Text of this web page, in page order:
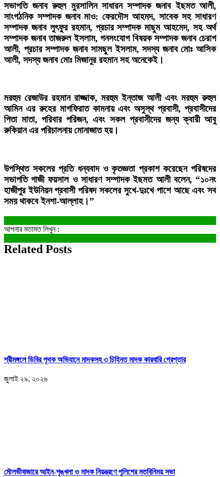
সভাপতি জনাব রুহুল মুরসালিন সাধারন সম্পাদক জনাব ইছমত আলী,
সাংগঠনিক সম্পাদক জনাব মাও: ফেরদৌস আহমদ, সাবেক সহ সাধারণ
সম্পাদক জনাব লুৎফুর রহমান, প্রচার সম্পাদক মাছুম আহমেদ, সহ অর্থ
সম্পাদক জনাব তাজরুল ইসলাম, গনসংযোগ বিষয়ক সম্পাদক জনাব চেরাগ
আলী, প্রচার সম্পাদক জনাব সামছুল ইসলাম, সদস্য জনাব মোঃ আসিক
আলী, সদস্য জনাব মোঃ মিজানুর রহমান সহ অনেকেই।
মরহুম রেজাউর রহমান রাজ্জাক, মরহুম ইন্তাজ আলী এবং মরহুম রুহুল
আমিন এর রুহের মাগফিরাত কামনায় এবং অসুস্থ প্রবাসী, প্রবাসীদের
পিতা মাতা, পরিবার পরিজন, এবং সকল প্রবাসীদের জন্য ক্বারী আবু
রুকিয়ান এর পরিচালনায় মোনাজাত হয়।
উপস্থিত সকলের প্রতি ধন্যবাদ ও কৃতজ্ঞতা প্রকাশ করেছেন পরিষদের
সভাপতি গাজী ফয়সাল ও সাধারণ সম্পাদক ইছমত আলী বলেন, “১০নং
হাজীপুর ইউনিয়ন প্রবাসী পরিষদ সকলের সুখে-দুঃখে পাশে আছে এবং সব
সময় থাকবে ইনশা-আল্লাহ।”
আপনার মতামত লিখুন :
Related Posts
শ্রীমঙ্গলে ডিবির পৃথক অভিযানে মাদকসহ ৩ চিহ্নিত মাদক কারবারি গ্রেপ্তার
জুলাই ২৯, ২০২৬
মৌলভীবাজারে আইন-শৃঙ্খলা ও মাদক নিয়ন্ত্রণে পুলিশের মতবিনিময় সভা